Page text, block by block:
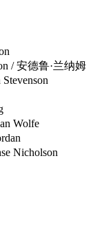
安德鲁·兰纳姆
Wolfe